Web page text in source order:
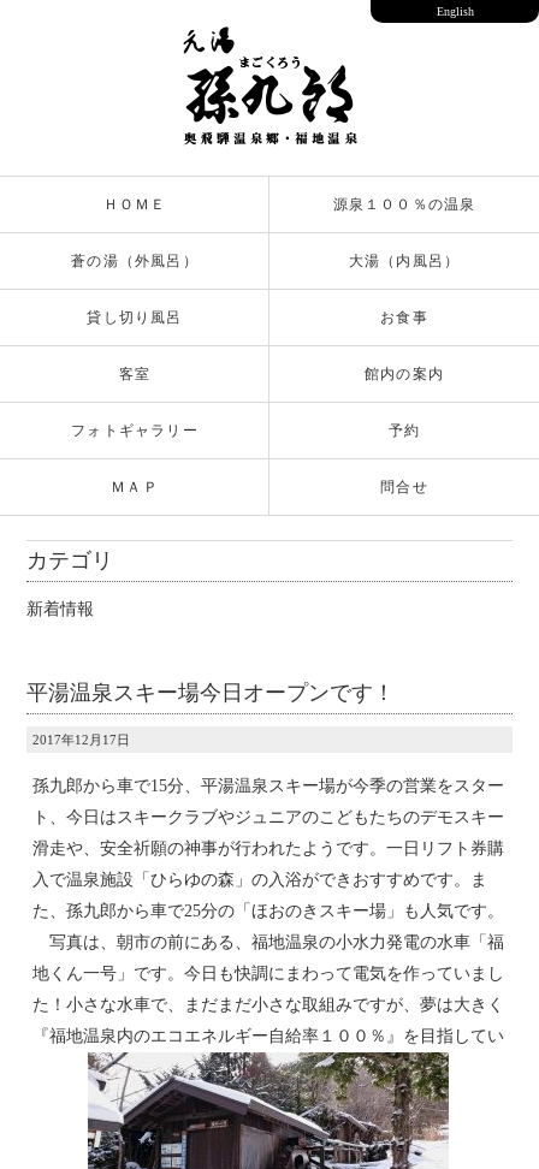
ＨＯＭＥ 源泉１００％の温泉
蒼の湯（外風呂） 大湯（内風呂）
貸し切り風呂 お食事
客室 館内の案内
フォトギャラリー 予約
ＭＡＰ 問合せ
English
カテゴリ
新着情報
平湯温泉スキー場今日オープンです！
2017年12月17日
孫九郎から車で15分、平湯温泉スキー場が今季の営業をスター
ト、今日はスキークラブやジュニアのこどもたちのデモスキー
滑走や、安全祈願の神事が行われたようです。一日リフト券購
入で温泉施設「ひらゆの森」の入浴ができおすすめです。ま
た、孫九郎から車で25分の「ほおのきスキー場」も人気です。
写真は、朝市の前にある、福地温泉の小水力発電の水車「福
地くん一号」です。今日も快調にまわって電気を作っていまし
た！小さな水車で、まだまだ小さな取組みですが、夢は大きく
『福地温泉内のエコエネルギー自給率１００％』を目指してい